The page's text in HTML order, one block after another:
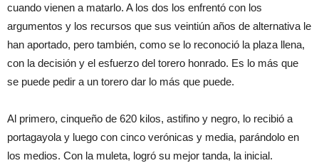
cuando vienen a matarlo. A los dos los enfrentó con los
argumentos y los recursos que sus veintiún años de alternativa le
han aportado, pero también, como se lo reconoció la plaza llena,
con la decisión y el esfuerzo del torero honrado. Es lo más que
se puede pedir a un torero dar lo más que puede.
Al primero, cinqueño de 620 kilos, astifino y negro, lo recibió a
portagayola y luego con cinco verónicas y media, parándolo en
los medios. Con la muleta, logró su mejor tanda, la inicial.